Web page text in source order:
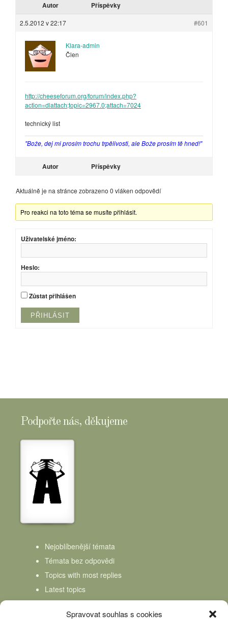
Spravovat souhlas s cookies
Autor Příspěvky
2.5.2012 v 22:17 #601
Klara-admin
Člen
http://cheeseforum.org/forum/index.php?
action=dlattach;topic=2967.0;attach=7024
technický list
"Bože, dej mi prosím trochu trpělivosti, ale Bože prosím tě hned!"
Autor Příspěvky
Aktuálně je na stránce zobrazeno 0 vláken odpovědí
Pro reakci na toto téma se musíte přihlásit.
Uživatelské jméno:
Heslo:
Zůstat přihlášen
PŘIHLÁSIT
Podpořte nás, děkujeme
Nejoblíbenější témata
Témata bez odpovědi
Topics with most replies
Latest topics
Topics Freshness